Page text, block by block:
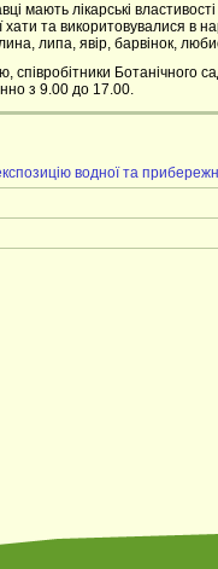
мають лікарські
та викоритовувалися в
липа, явір, барвінок,
співробітники Ботанічного
з 9.00 до 17.00.
водної та